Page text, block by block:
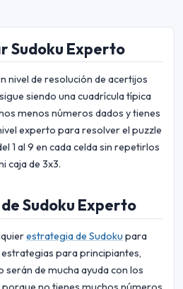
Sudoku Experto
nivel de resolución de acertijos
siendo una cuadrícula típica
menos números dados y tienes
experto para resolver el puzzle
1 al 9 en cada celda sin repetirlos
caja de 3x3.
Sudoku Experto
estrategia de Sudoku para
para principiantes,
de mucha ayuda con los